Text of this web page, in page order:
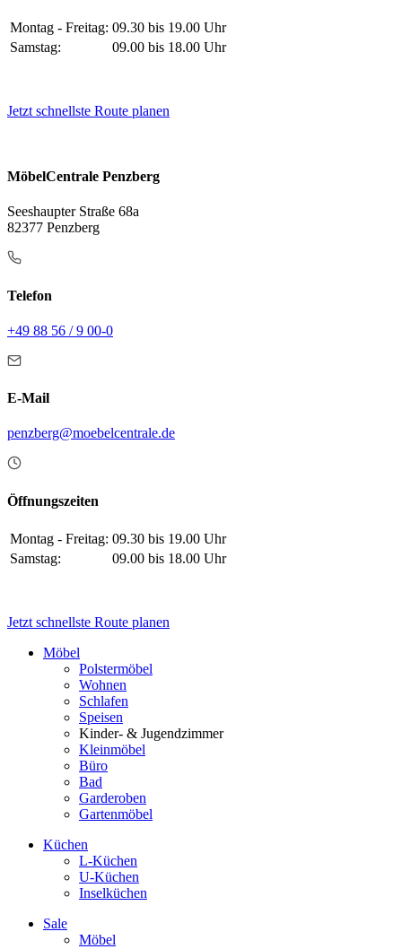
Montag - Freitag: 09.30 bis 19.00 Uhr
Samstag:
09.00 bis 18.00 Uhr
Jetzt schnellste Route planen
MöbelCentrale Penzberg
Seeshaupter Straße 68a
82377 Penzberg
Telefon
+49 88 56 / 9 00-0
E-Mail
penzberg@moebelcentrale.de
Öffnungszeiten
Montag - Freitag: 09.30 bis 19.00 Uhr
Samstag:
09.00 bis 18.00 Uhr
Jetzt schnellste Route planen
Möbel
Polstermöbel
Wohnen
Schlafen
Speisen
Kinder- & Jugendzimmer
Kleinmöbel
Büro
Bad
Garderoben
Gartenmöbel
Küchen
L-Küchen
U-Küchen
Inselküchen
Sale
Möbel